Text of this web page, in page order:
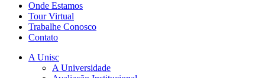
Onde Estamos
Tour Virtual
Trabalhe Conosco
Contato
A Unisc
A Universidade